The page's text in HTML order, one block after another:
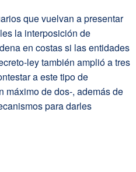
que vuelvan a presentar
la interposición de
en costas si las entidades
ley también amplió a tres
a este tipo de
máximo de dos-, además de
para darles